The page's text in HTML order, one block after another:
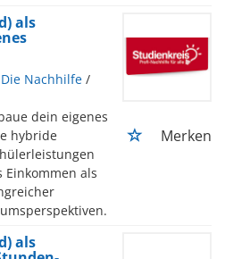
als
Nachhilfe /
dein eigenes
hybride
als
Merken
als